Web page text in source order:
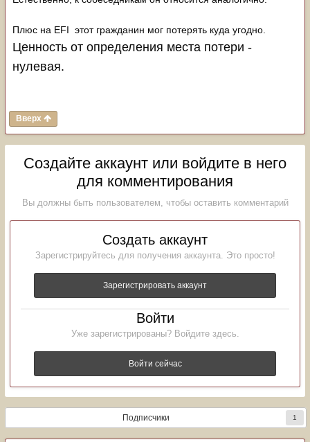
Плюс на EFI этот гражданин мог потерять куда угодно.
Ценность от определения места потери -
нулевая.
Вверх
Создайте аккаунт или войдите в него
для комментирования
Вы должны быть пользователем, чтобы оставить комментарий
Создать аккаунт
Зарегистрируйтесь для получения аккаунта. Это просто!
Зарегистрировать аккаунт
Войти
Уже зарегистрированы? Войдите здесь.
Войти сейчас
Подписчики 1